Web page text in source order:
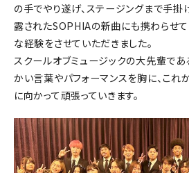
の手でやり遂げ、ステージングまで手掛
露されたSOPHIAの新曲にも携わらせて
な経験をさせていただきました。
スクールオブミュージックの大先輩で
かい言葉やパフォーマンスを胸に、これ
に向かって頑張っていきます。